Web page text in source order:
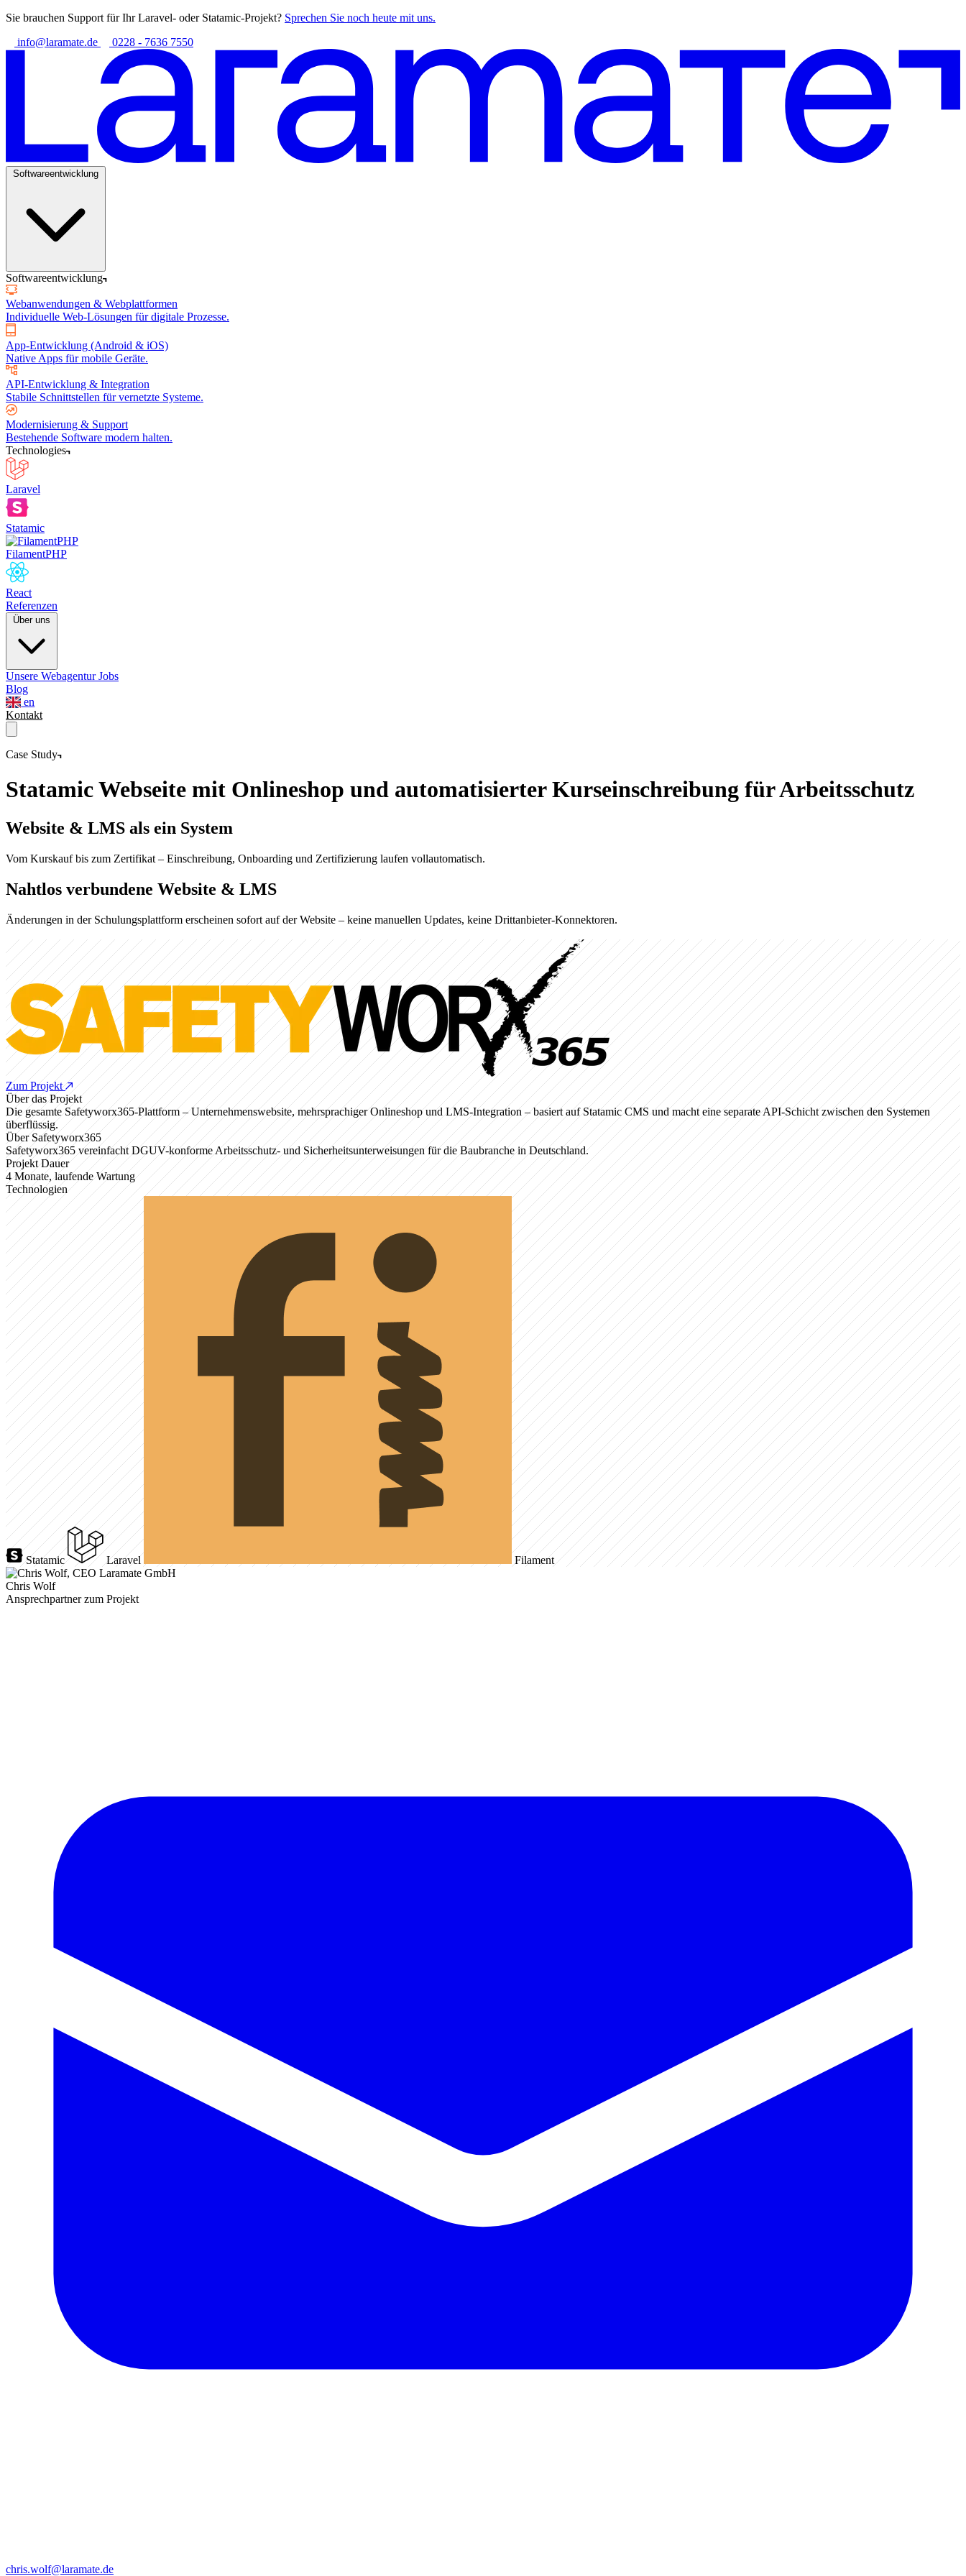
Sie brauchen Support für Ihr Laravel- oder Statamic-Projekt? Sprechen Sie noch heute mit uns.
info@laramate.de
0228 - 7636 7550
Softwareentwicklung
Softwareentwicklung
Webanwendungen & Webplattformen
Individuelle Web-Lösungen für digitale Prozesse.
App-Entwicklung (Android & iOS)
Native Apps für mobile Geräte.
API-Entwicklung & Integration
Stabile Schnittstellen für vernetzte Systeme.
Modernisierung & Support
Bestehende Software modern halten.
Technologies
Laravel
Statamic
FilamentPHP
React
Referenzen
Über uns
Unsere WebagenturJobs
Blog
en
Kontakt
Case Study
Statamic Webseite mit Onlineshop und automatisierter Kurseinschreibung für Arbeitsschutz
Website & LMS als ein System
Vom Kurskauf bis zum Zertifikat – Einschreibung, Onboarding und Zertifizierung laufen vollautomatisch.
Nahtlos verbundene Website & LMS
Änderungen in der Schulungsplattform erscheinen sofort auf der Website – keine manuellen Updates, keine Drittanbieter-Konnektoren.
Zum Projekt
Über das Projekt
Die gesamte Safetyworx365-Plattform – Unternehmenswebsite, mehrsprachiger Onlineshop und LMS-Integration – basiert auf Statamic CMS und macht eine separate API-Schicht zwischen den Systemen
überflüssig.
Über Safetyworx365
Safetyworx365 vereinfacht DGUV-konforme Arbeitsschutz- und Sicherheitsunterweisungen für die Baubranche in Deutschland.
Projekt Dauer
4 Monate, laufende Wartung
Technologien
Statamic Laravel Filament
Chris Wolf
Ansprechpartner zum Projekt
chris.wolf@laramate.de